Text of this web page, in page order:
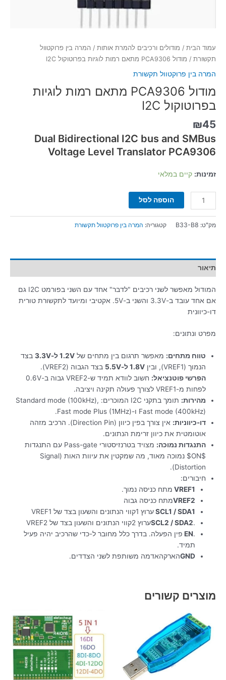
עמוד הבית / מודולים ורכיבים להמרת אותות / המרה בין פרוקטוול
תקשורת / מודול PCA9306 מתאם רמות לוגיות בפרוטוקול I2C
המרה בין פרוקטוול תקשורת
מודול PCA9306 מתאם רמות לוגיות
בפרוטוקול I2C
₪45
Dual Bidirectional I2C bus and SMBus
Voltage Level Translator PCA9306
זמינות: קיים במלאי
הוספה לסל
מק"ט: B33-B8 קטגוריה: המרה בין פרוקטוול תקשורת
תיאור
המודול מאפשר לשני רכיבים "לדבר" אחד עם השני בפורמט I2C גם
אם אחד עובד ב-3.3V והשני ב-5V. אקטיבי ומיועד לתקשורת טורית
דו-כיוונית
מפרט ונתונים:
טווח מתחים: מאפשר תרגום בין מתחים של 1.2V ל-3.3V
בצד
הנמוך (VREF1), ובין
1.8V ל-5.5V
בצד הגבוה (VREF2).
הפרשי פוטנציאל: חשוב לוודא תמיד ש-VREF2
גבוה ב-0.6V
לפחות מ-VREF1 לצורך פעולה תקינה ויציבה.
מהירות:
תומך בתקני I2C המוכרים: Standard mode (100kHz),
Fast mode (400kHz) ו-Fast mode Plus (1MHz).
דו-כיווניות:
אין צורך בפין כיוון (Direction Pin). הרכיב מזהה
אוטומטית את כיוון זרימת הנתונים.
התנגדות נמוכה: מצויד בטרנזיסטורי Pass-gate עם התנגדות
$ON$
נמוכה מאוד, מה שמקטין את עיוות האות (Signal
Distortion).
חיבורים:
VREF1 מתח כניסה נמוך.
VREF2מתח כניסה גבוה
SCL1 / SDA1 ערוץ 1 קווי הנתונים והשעון בצד של VREF1
.
SCL2 / SDA2ערוץ 2
קווי הנתונים והשעון בצד של VREF2
.
EN פין הפעלה. בדרך כלל מחובר ל-כדי שהרכיב יהיה פעיל
תמיד.
GNDהארקהאדמה משותפת לשני הצדדים.
מוצרים קשורים